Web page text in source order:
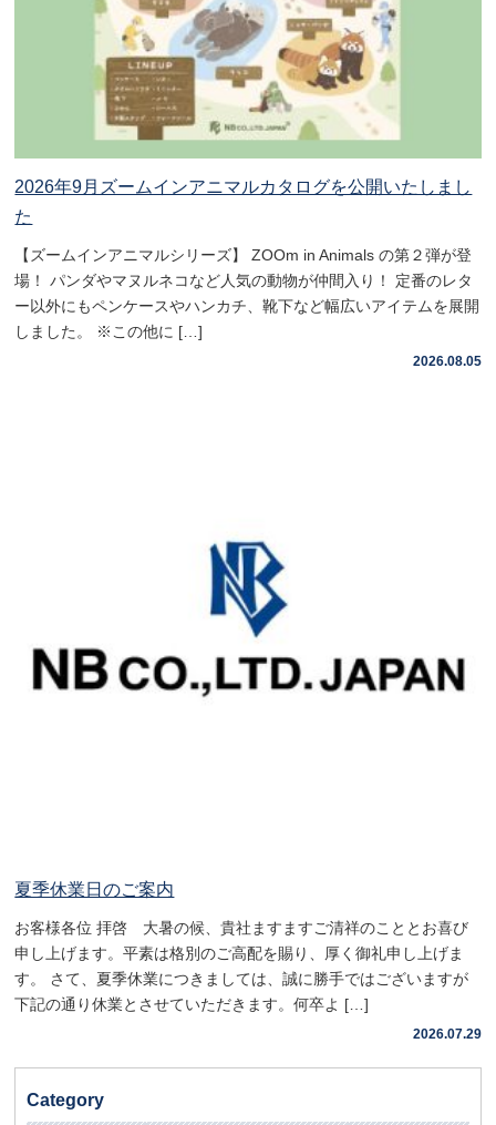
2026年9月ズームインアニマルカタログを公開いたしまし
た
【ズームインアニマルシリーズ】 ZOOm in Animals の第２弾が登
場！ パンダやマヌルネコなど人気の動物が仲間入り！ 定番のレタ
ー以外にもペンケースやハンカチ、靴下など幅広いアイテムを展開
しました。 ※この他に […]
2026.08.05
夏季休業日のご案内
お客様各位 拝啓 大暑の候、貴社ますますご清祥のこととお喜び
申し上げます。平素は格別のご高配を賜り、厚く御礼申し上げま
す。 さて、夏季休業につきましては、誠に勝手ではございますが
下記の通り休業とさせていただきます。何卒よ […]
2026.07.29
Category